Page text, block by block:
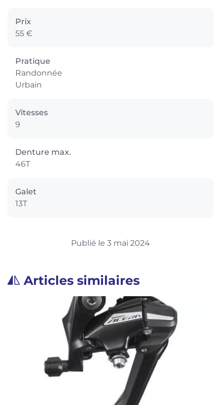
Prix
55 €
Pratique
Randonnée
Urbain
Vitesses
9
Denture max.
46T
Galet
13T
Publié le 3 mai 2024
Articles similaires